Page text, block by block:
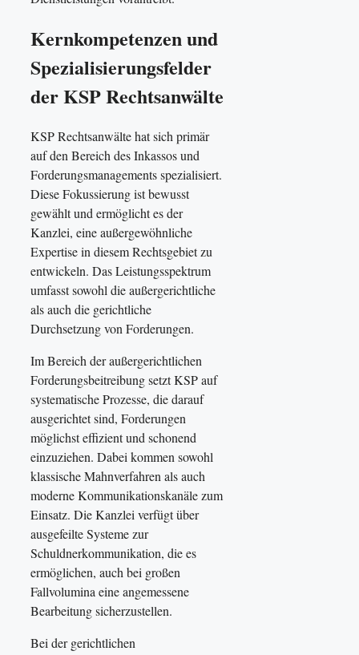
Kernkompetenzen und
Spezialisierungsfelder
der KSP Rechtsanwälte
KSP Rechtsanwälte hat sich primär
auf den Bereich des Inkassos und
Forderungsmanagements spezialisiert.
Diese Fokussierung ist bewusst
gewählt und ermöglicht es der
Kanzlei, eine außergewöhnliche
Expertise in diesem Rechtsgebiet zu
entwickeln. Das Leistungsspektrum
umfasst sowohl die außergerichtliche
als auch die gerichtliche
Durchsetzung von Forderungen.
Im Bereich der außergerichtlichen
Forderungsbeitreibung setzt KSP auf
systematische Prozesse, die darauf
ausgerichtet sind, Forderungen
möglichst effizient und schonend
einzuziehen. Dabei kommen sowohl
klassische Mahnverfahren als auch
moderne Kommunikationskanäle zum
Einsatz. Die Kanzlei verfügt über
ausgefeilte Systeme zur
Schuldnerkommunikation, die es
ermöglichen, auch bei großen
Fallvolumina eine angemessene
Bearbeitung sicherzustellen.
Bei der gerichtlichen